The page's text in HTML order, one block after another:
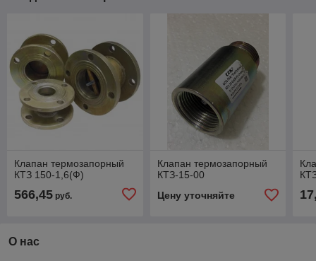
Клапан термозапорный
КТЗ 150-1,6(Ф)
566,45 руб.
Клапан термозапорный
КТЗ-15-00
Цену уточняйте
О нас